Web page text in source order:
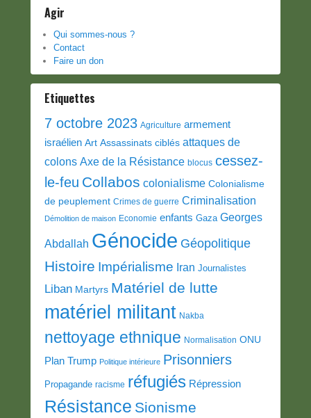
Agir
Qui sommes-nous ?
Contact
Faire un don
Etiquettes
7 octobre 2023 Agriculture armement
israélien Art Assassinats ciblés attaques de
colons Axe de la Résistance blocus cessez-
le-feu Collabos colonialisme Colonialisme
de peuplement Crimes de guerre Criminalisation
Démolition de maison Economie enfants Gaza Georges
Abdallah Génocide Géopolitique
Histoire Impérialisme Iran Journalistes
Liban Martyrs Matériel de lutte
matériel militant Nakba
nettoyage ethnique Normalisation ONU
Plan Trump Politique intérieure Prisonniers
Propagande racisme réfugiés Répression
Résistance Sionisme